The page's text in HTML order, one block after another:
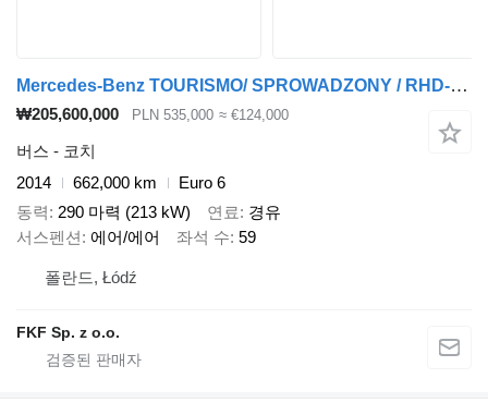
Mercedes-Benz TOURISMO/ SPROWADZONY / RHD-M/2A
₩205,600,000 PLN 535,000 ≈ €124,000
버스 - 코치
2014
662,000 km
Euro 6
동력
290 마력 (213 kW) 연료
경유
서스펜션 에어/에어 좌석 수 59
폴란드, Łódź
FKF Sp. z o.o.